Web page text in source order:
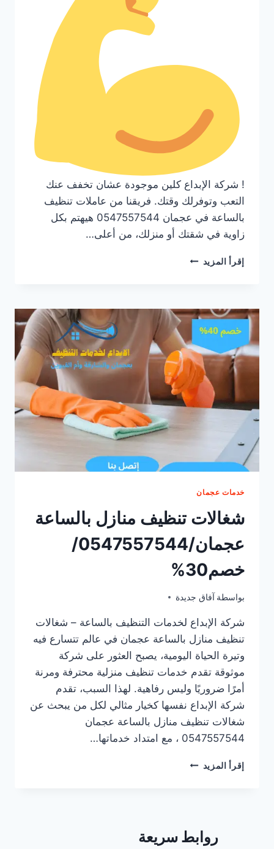
! شركة الإبداع كلين موجودة عشان تخفف عنك
التعب وتوفرلك وقتك. فريقنا من عاملات تنظيف
بالساعة في عجمان 0547557544 هيهتم بكل
زاوية في شقتك أو منزلك، من أعلى…
إقرأ المزيد عاملات
عجمان
خصم40%
خدمات عجمان
شغالات تنظيف منازل بالساعة
عجمان/0547557544/
خصم30%
بواسطة آفاق جديدة مايو 2, 2025
شركة الإبداع لخدمات التنظيف بالساعة – شغالات
تنظيف منازل بالساعة عجمان في عالم تتسارع فيه
وتيرة الحياة اليومية، يصبح العثور على شركة
موثوقة تقدم خدمات تنظيف منزلية محترفة ومرنة
أمرًا ضروريًا وليس رفاهية. لهذا السبب، تقدم
شركة الإبداع نفسها كخيار مثالي لكل من يبحث عن
شغالات تنظيف منازل بالساعة عجمان
0547557544 ، مع امتداد خدماتها…
إقرأ المزيد شغالات
روابط سريعة